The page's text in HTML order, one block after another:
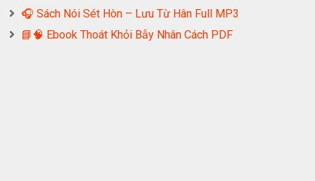
🎧 Sách Nói Sét Hòn – Lưu Từ Hân Full MP3
📘🧠 Ebook Thoát Khỏi Bẫy Nhân Cách PDF